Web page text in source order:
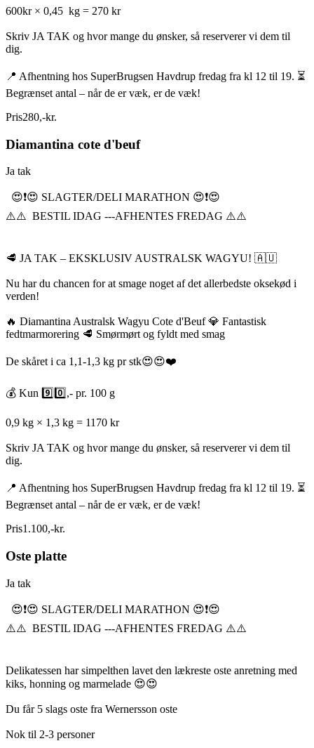
600kr × 0,45 kg = 270 kr
Skriv JA TAK og hvor mange du ønsker, så reserverer vi dem til
dig.
📍 Afhentning hos SuperBrugsen Havdrup fredag fra kl 12 til 19. ⏳
Begrænset antal – når de er væk, er de væk!
Pris280,-kr.
Diamantina cote d'beuf
Ja tak
😍❗️😍 SLAGTER/DELI MARATHON 😍❗️😍
⚠️⚠️ BESTIL IDAG ---AFHENTES FREDAG ⚠️⚠️
🥩 JA TAK – EKSKLUSIV AUSTRALSK WAGYU! 🇦🇺
Nu har du chancen for at smage noget af det allerbedste oksekød i
verden!
🔥 Diamantina Australsk Wagyu Cote d'Beuf 💎 Fantastisk
fedtmarmorering 🥩 Smørmørt og fyldt med smag
De skåret i ca 1,1-1,3 kg pr stk😍😍❤️
💰 Kun 9️⃣0️⃣,- pr. 100 g
0,9 kg × 1,3 kg = 1170 kr
Skriv JA TAK og hvor mange du ønsker, så reserverer vi dem til
dig.
📍 Afhentning hos SuperBrugsen Havdrup fredag fra kl 12 til 19. ⏳
Begrænset antal – når de er væk, er de væk!
Pris1.100,-kr.
Oste platte
Ja tak
😍❗️😍 SLAGTER/DELI MARATHON 😍❗️😍
⚠️⚠️ BESTIL IDAG ---AFHENTES FREDAG ⚠️⚠️
Delikatessen har simpelthen lavet den lækreste oste anretning med
kiks, honning og marmelade 😍😍
Du får 5 slags oste fra Wernersson oste
Nok til 2-3 personer